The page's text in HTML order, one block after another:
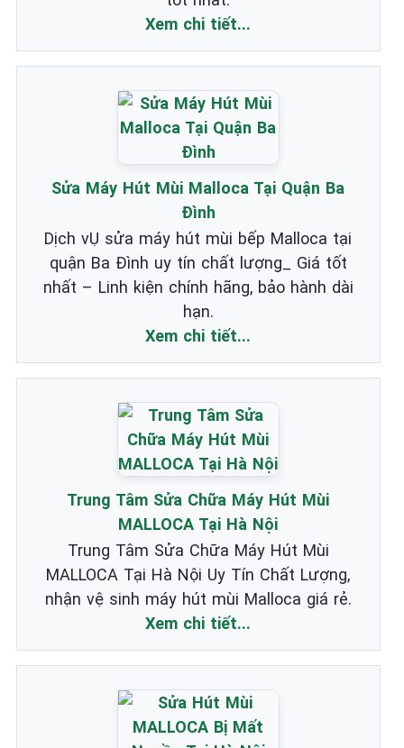
Xem chi tiết...
Sửa Máy Hút Mùi Malloca Tại Quận Ba
Đình
Dịch vỤ sửa máy hút mùi bếp Malloca tại
quận Ba Đình uy tín chất lượng_ Giá tốt
nhất – Linh kiện chính hãng, bảo hành dài
hạn.
Xem chi tiết...
Trung Tâm Sửa Chữa Máy Hút Mùi
MALLOCA Tại Hà Nội
Trung Tâm Sửa Chữa Máy Hút Mùi
MALLOCA Tại Hà Nội Uy Tín Chất Lượng,
nhận vệ sinh máy hút mùi Malloca giá rẻ.
Xem chi tiết...